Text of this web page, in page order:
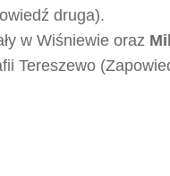
druga).
w Wiśniewie oraz
Tereszewo